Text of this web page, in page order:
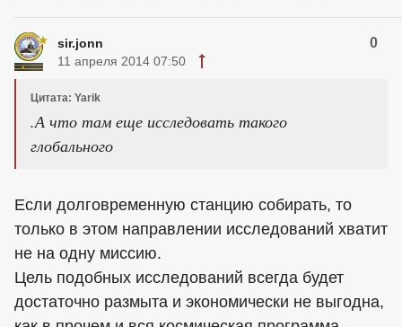
sir.jonn 0
11 апреля 2014 07:50
Цитата: Yarik
.А что там еще исследовать такого
глобального
Если долговременную станцию собирать, то
только в этом направлении исследований хватит
не на одну миссию.
Цель подобных исследований всегда будет
достаточно размыта и экономически не выгодна,